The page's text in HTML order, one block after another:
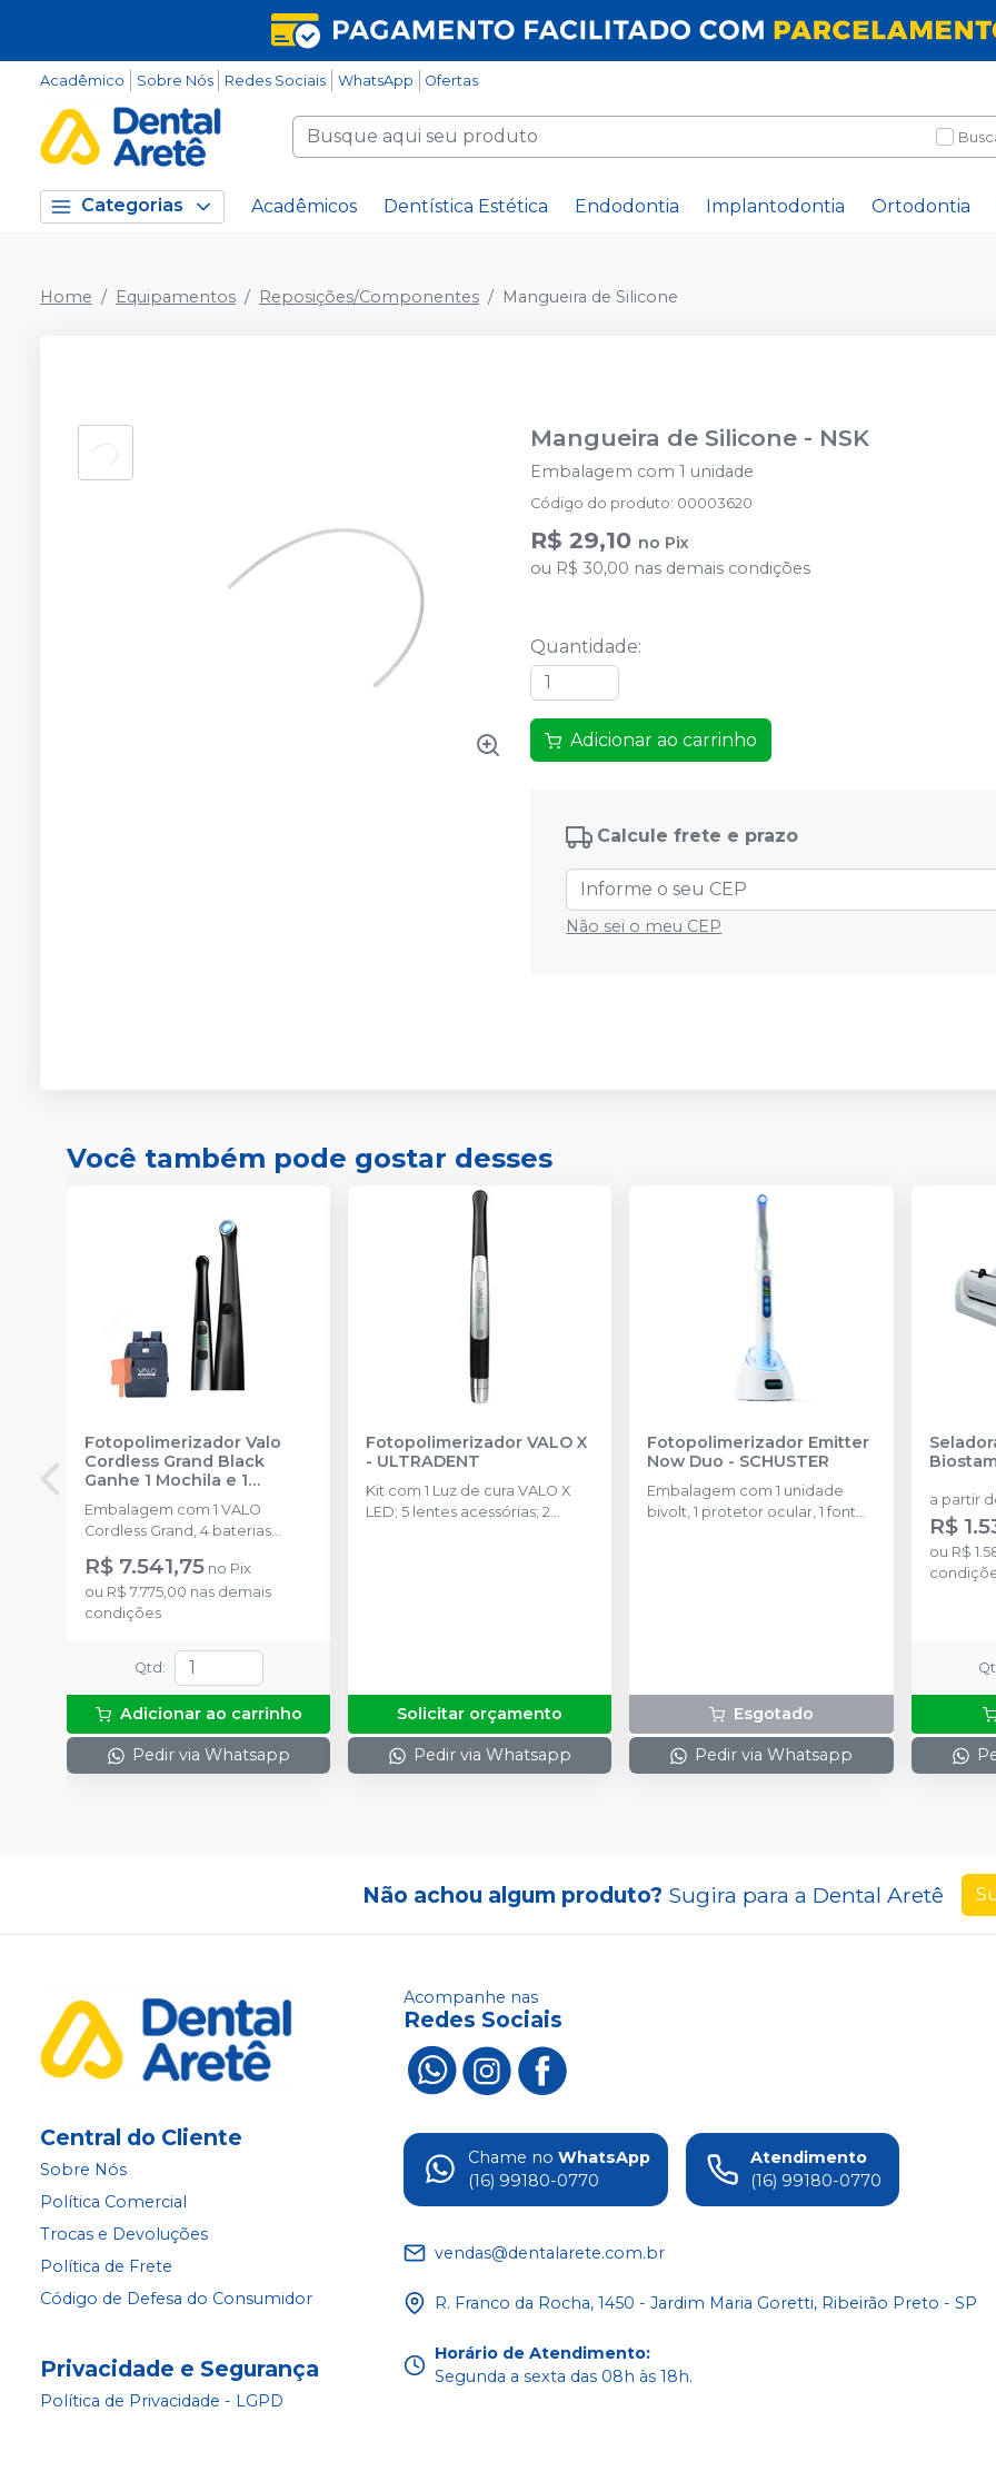
Acadêmico Sobre Nós Redes Sociais WhatsApp Ofertas
Categorias Acadêmicos Dentística Estética Endodontia Implantodontia Ortodontia
Home Equipamentos Reposições/Componentes Mangueira de Silicone
Mangueira de Silicone - NSK
Embalagem com 1 unidade
Código do produto: 00003620
R$ 29,10 no Pix
ou R$ 30,00 nas demais condições
Quantidade:
Adicionar ao carrinho
Calcule frete e prazo
Não sei o meu CEP
Você também pode gostar desses
Fotopolimerizador Valo
Cordless Grand Black
Ganhe 1 Mochila e 1
Raquete
Embalagem com 1 VALO
Cordless Grand, 4 baterias
barreiras protetoras, 1 suporte, 1
protetor de luz. Ganhe 1
Mochila(NI00178); 1 Raquete
R$ 7.541,75 no Pix
ou R$ 7.775,00 nas demais
condições
Qtd :
Adicionar ao carrinho
Pedir via Whatsapp
Fotopolimerizador VALO X
- ULTRADENT
Kit com 1 Luz de cura VALO X
LED; 5 lentes acessórias; 2
Solicitar orçamento
Pedir via Whatsapp
Fotopolimerizador Emitter
Now Duo - SCHUSTER
Embalagem com 1 unidade
bivolt, 1 protetor ocular, 1 fonte
Esgotado
Pedir via Whatsapp
a partir
R$
ou R$
Não achou algum produto? Sugira para a Dental Aretê
Central do Cliente
Sobre Nós
Política Comercial
Trocas e Devoluções
Política de Frete
Código de Defesa do Consumidor
Privacidade e Segurança
Política de Privacidade - LGPD
Acompanhe nas
Redes Sociais
Chame no WhatsApp
(16) 99180-0770
Atendimento
(16) 99180-0770
vendas@dentalarete.com.br
R. Franco da Rocha, 1450 - Jardim Maria Goretti, Ribeirão Preto - SP
Horário de Atendimento:
Segunda a sexta das 08h às 18h.